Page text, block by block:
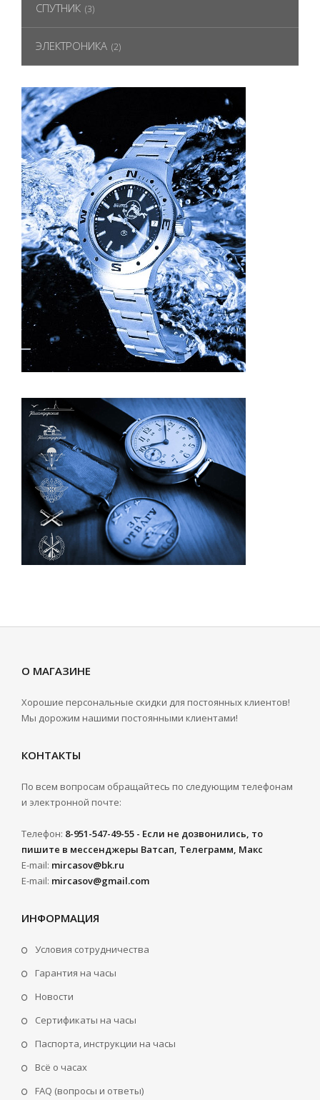
СПУТНИК (3)
ЭЛЕКТРОНИКА (2)
О МАГАЗИНЕ
Хорошие персональные скидки для постоянных клиентов!
Мы дорожим нашими постоянными клиентами!
КОНТАКТЫ
По всем вопросам обращайтесь по следующим телефонам
и электронной почте:
Телефон: 8-951-547-49-55 - Если не дозвонились, то
пишите в мессенджеры Ватсап, Телеграмм, Макс
E-mail: mircasov@bk.ru
E-mail: mircasov@gmail.com
ИНФОРМАЦИЯ
Условия сотрудничества
Гарантия на часы
Новости
Сертификаты на часы
Паспорта, инструкции на часы
Всё о часах
FAQ (вопросы и ответы)